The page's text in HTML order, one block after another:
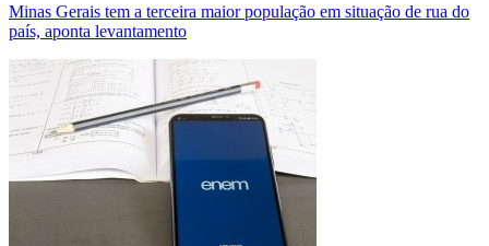
Minas Gerais tem a terceira maior população em situação de rua do
país, aponta levantamento